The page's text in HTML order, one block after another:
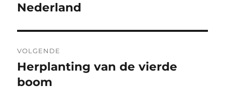
bericht:
Nederland
VOLGENDE
Volgend
bericht:
Herplanting van de vierde
boom